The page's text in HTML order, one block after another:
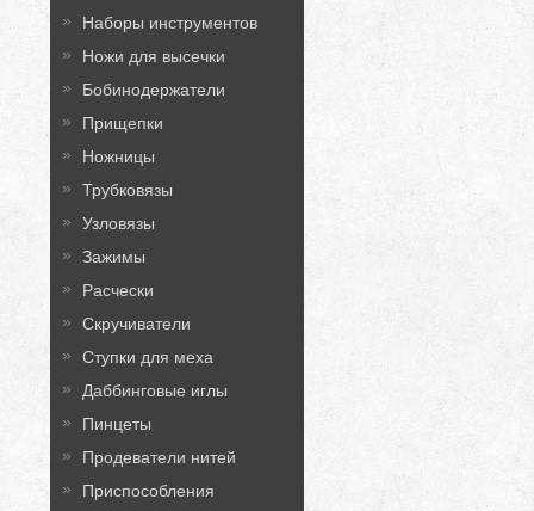
Наборы инструментов
Ножи для высечки
Бобинодержатели
Прищепки
Ножницы
Трубковязы
Узловязы
Зажимы
Расчески
Скручиватели
Ступки для меха
Даббинговые иглы
Пинцеты
Продеватели нитей
Приспособления